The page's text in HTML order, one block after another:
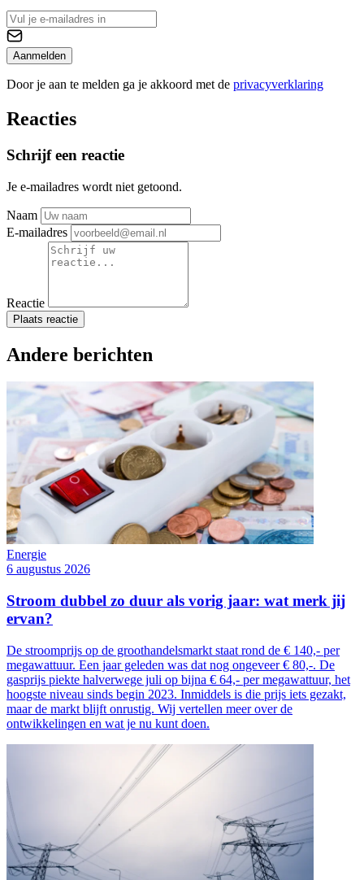
Aanmelden
Door je aan te melden ga je akkoord met de privacyverklaring
Reacties
Schrijf een reactie
Je e-mailadres wordt niet getoond.
Naam
E-mailadres
Reactie
Plaats reactie
Andere berichten
Energie
6 augustus 2026
Stroom dubbel zo duur als vorig jaar: wat merk jij
ervan?
De stroomprijs op de groothandelsmarkt staat rond de € 140,- per
megawattuur. Een jaar geleden was dat nog ongeveer € 80,-. De
gasprijs piekte halverwege juli op bijna € 64,- per megawattuur, het
hoogste niveau sinds begin 2023. Inmiddels is die prijs iets gezakt,
maar de markt blijft onrustig. Wij vertellen meer over de
ontwikkelingen en wat je nu kunt doen.